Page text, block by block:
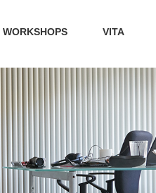
WORKSHOPS VITA